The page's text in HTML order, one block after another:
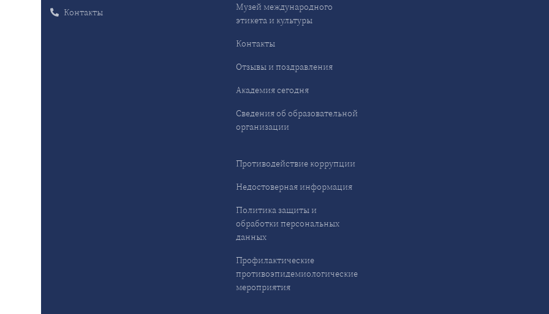
Контакты
Музей международного
этикета и культуры
Контакты
Отзывы и поздравления
Академия сегодня
Сведения об образовательной
организации
Противодействие коррупции
Недостоверная информация
Политика защиты и
обработки персональных
данных
Профилактические
противоэпидемиологические
мероприятия